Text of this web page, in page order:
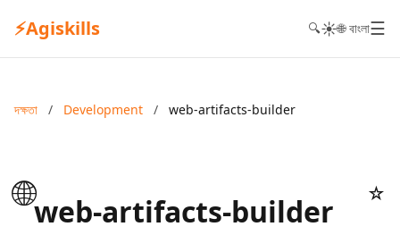
⚡Agiskills 🔍☀️🌐 বাংলা☰
দক্ষতা / Development / web-artifacts-builder
🌐web-artifacts-builder ☆